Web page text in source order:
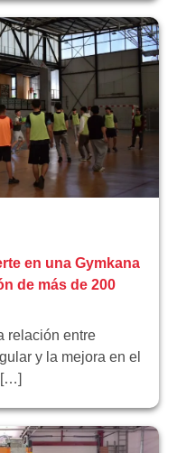
en una Gymkana
de más de 200
relación entre
y la mejora en el
[…]